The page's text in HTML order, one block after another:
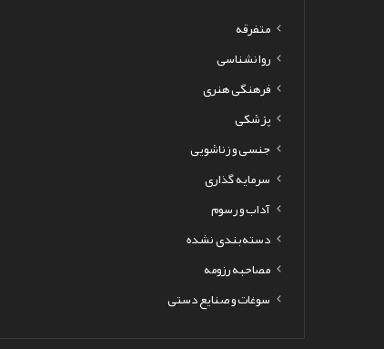
متفرقه
روانشناسی
فرهنگی هنری
پزشکی
جنسی و زناشویی
سرمایه گذاری
آداب و رسوم
دسته‌بندی نشده
مصاحبه رزومه
سوغات و صنایع دستی